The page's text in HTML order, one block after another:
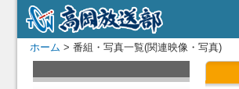
ホーム > 番組・写真一覧(関連映像・写真)